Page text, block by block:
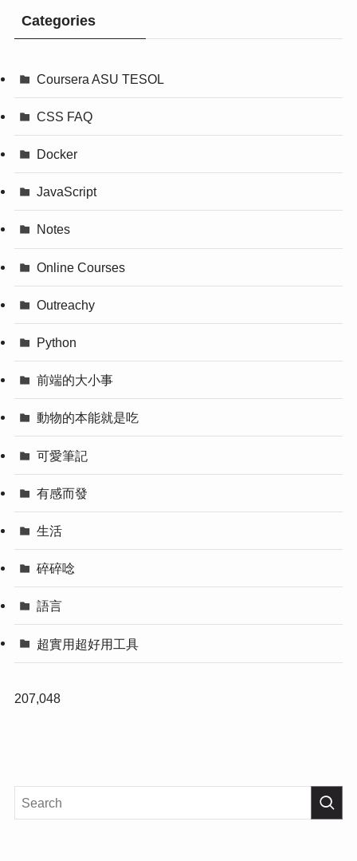
Categories
Coursera ASU TESOL
CSS FAQ
Docker
JavaScript
Notes
Online Courses
Outreachy
Python
前端的大小事
動物的本能就是吃
可愛筆記
有感而發
生活
碎碎唸
語言
超實用超好用工具
207,048